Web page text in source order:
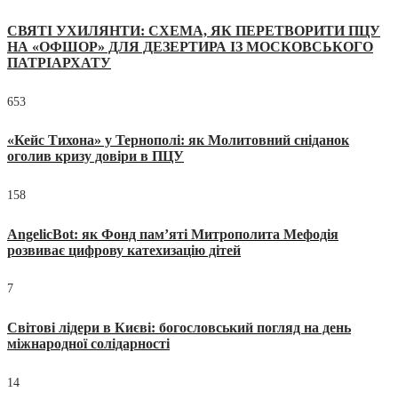
СВЯТІ УХИЛЯНТИ: СХЕМА, ЯК ПЕРЕТВОРИТИ ПЦУ
НА «ОФШОР» ДЛЯ ДЕЗЕРТИРА ІЗ МОСКОВСЬКОГО
ПАТРІАРХАТУ
653
«Кейс Тихона» у Тернополі: як Молитовний сніданок
оголив кризу довіри в ПЦУ
158
AngelicBot: як Фонд пам’яті Митрополита Мефодія
розвиває цифрову катехизацію дітей
7
Світові лідери в Києві: богословський погляд на день
міжнародної солідарності
14